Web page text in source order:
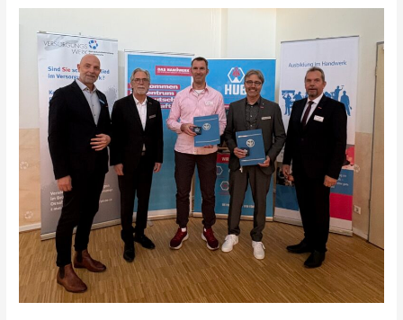
Delegiertenversammlung
Kreishandwerkerschaft
Osnabrück:
Ehrungen,
Signale
nach
vorn